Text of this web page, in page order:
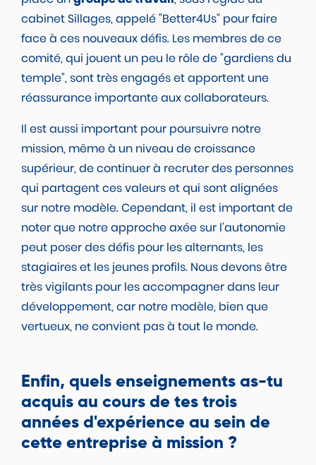
cabinet Sillages, appelé "Better4Us" pour faire
face à ces nouveaux défis. Les membres de ce
comité, qui jouent un peu le rôle de "gardiens du
temple", sont très engagés et apportent une
réassurance importante aux collaborateurs.
Il est aussi important pour poursuivre notre
mission, même à un niveau de croissance
supérieur, de continuer à recruter des personnes
qui partagent ces valeurs et qui sont alignées
sur notre modèle. Cependant, il est important de
noter que notre approche axée sur l'autonomie
peut poser des défis pour les alternants, les
stagiaires et les jeunes profils. Nous devons être
très vigilants pour les accompagner dans leur
développement, car notre modèle, bien que
vertueux, ne convient pas à tout le monde.
Enfin, quels enseignements as-tu
acquis au cours de tes trois
années d'expérience au sein de
cette entreprise à mission ?